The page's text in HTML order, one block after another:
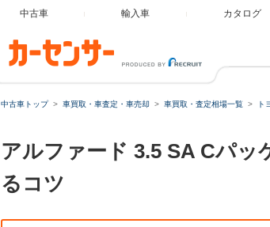
中古車 輸入車 カタログ
中古車トップ 車買取・車査定・車売却 車買取・査定相場一覧 ト
アルファード 3.5 SA Cパッ
るコツ